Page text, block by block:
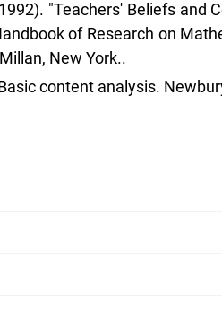
"Teachers' Beliefs and
of Research on
New York..
content analysis.